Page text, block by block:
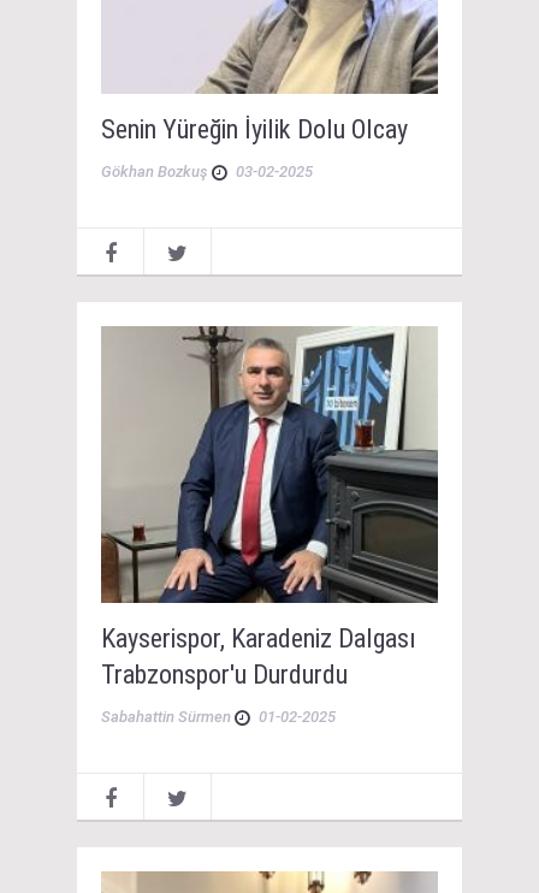
Senin Yüreğin İyilik Dolu Olcay
Gökhan Bozkuş 03-02-2025
Kayserispor, Karadeniz Dalgası
Trabzonspor'u Durdurdu
Sabahattin Sürmen 01-02-2025